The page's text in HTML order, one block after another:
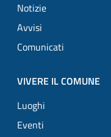
Notizie
Avvisi
Comunicati
VIVERE IL COMUNE
Luoghi
Eventi